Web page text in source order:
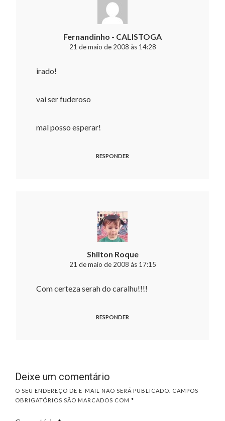
Fernandinho - CALISTOGA
21 de maio de 2008 às 14:28
irado!
vai ser fuderoso
mal posso esperar!
RESPONDER
Shilton Roque
21 de maio de 2008 às 17:15
Com certeza serah do caralhu!!!!
RESPONDER
Deixe um comentário
O SEU ENDEREÇO DE E-MAIL NÃO SERÁ PUBLICADO.
CAMPOS
OBRIGATÓRIOS SÃO MARCADOS COM *